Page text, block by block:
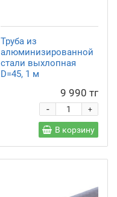
Труба из
алюминизированной
стали выхлопная
D=45, 1 м
9 990 тг
+
-
В корзину